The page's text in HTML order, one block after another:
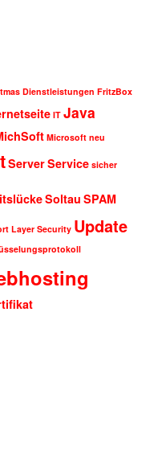
Dienstleistungen FritzBox
IT Java
Microsoft neu
ServerService sicher
Soltau SPAM
Layer Security Update